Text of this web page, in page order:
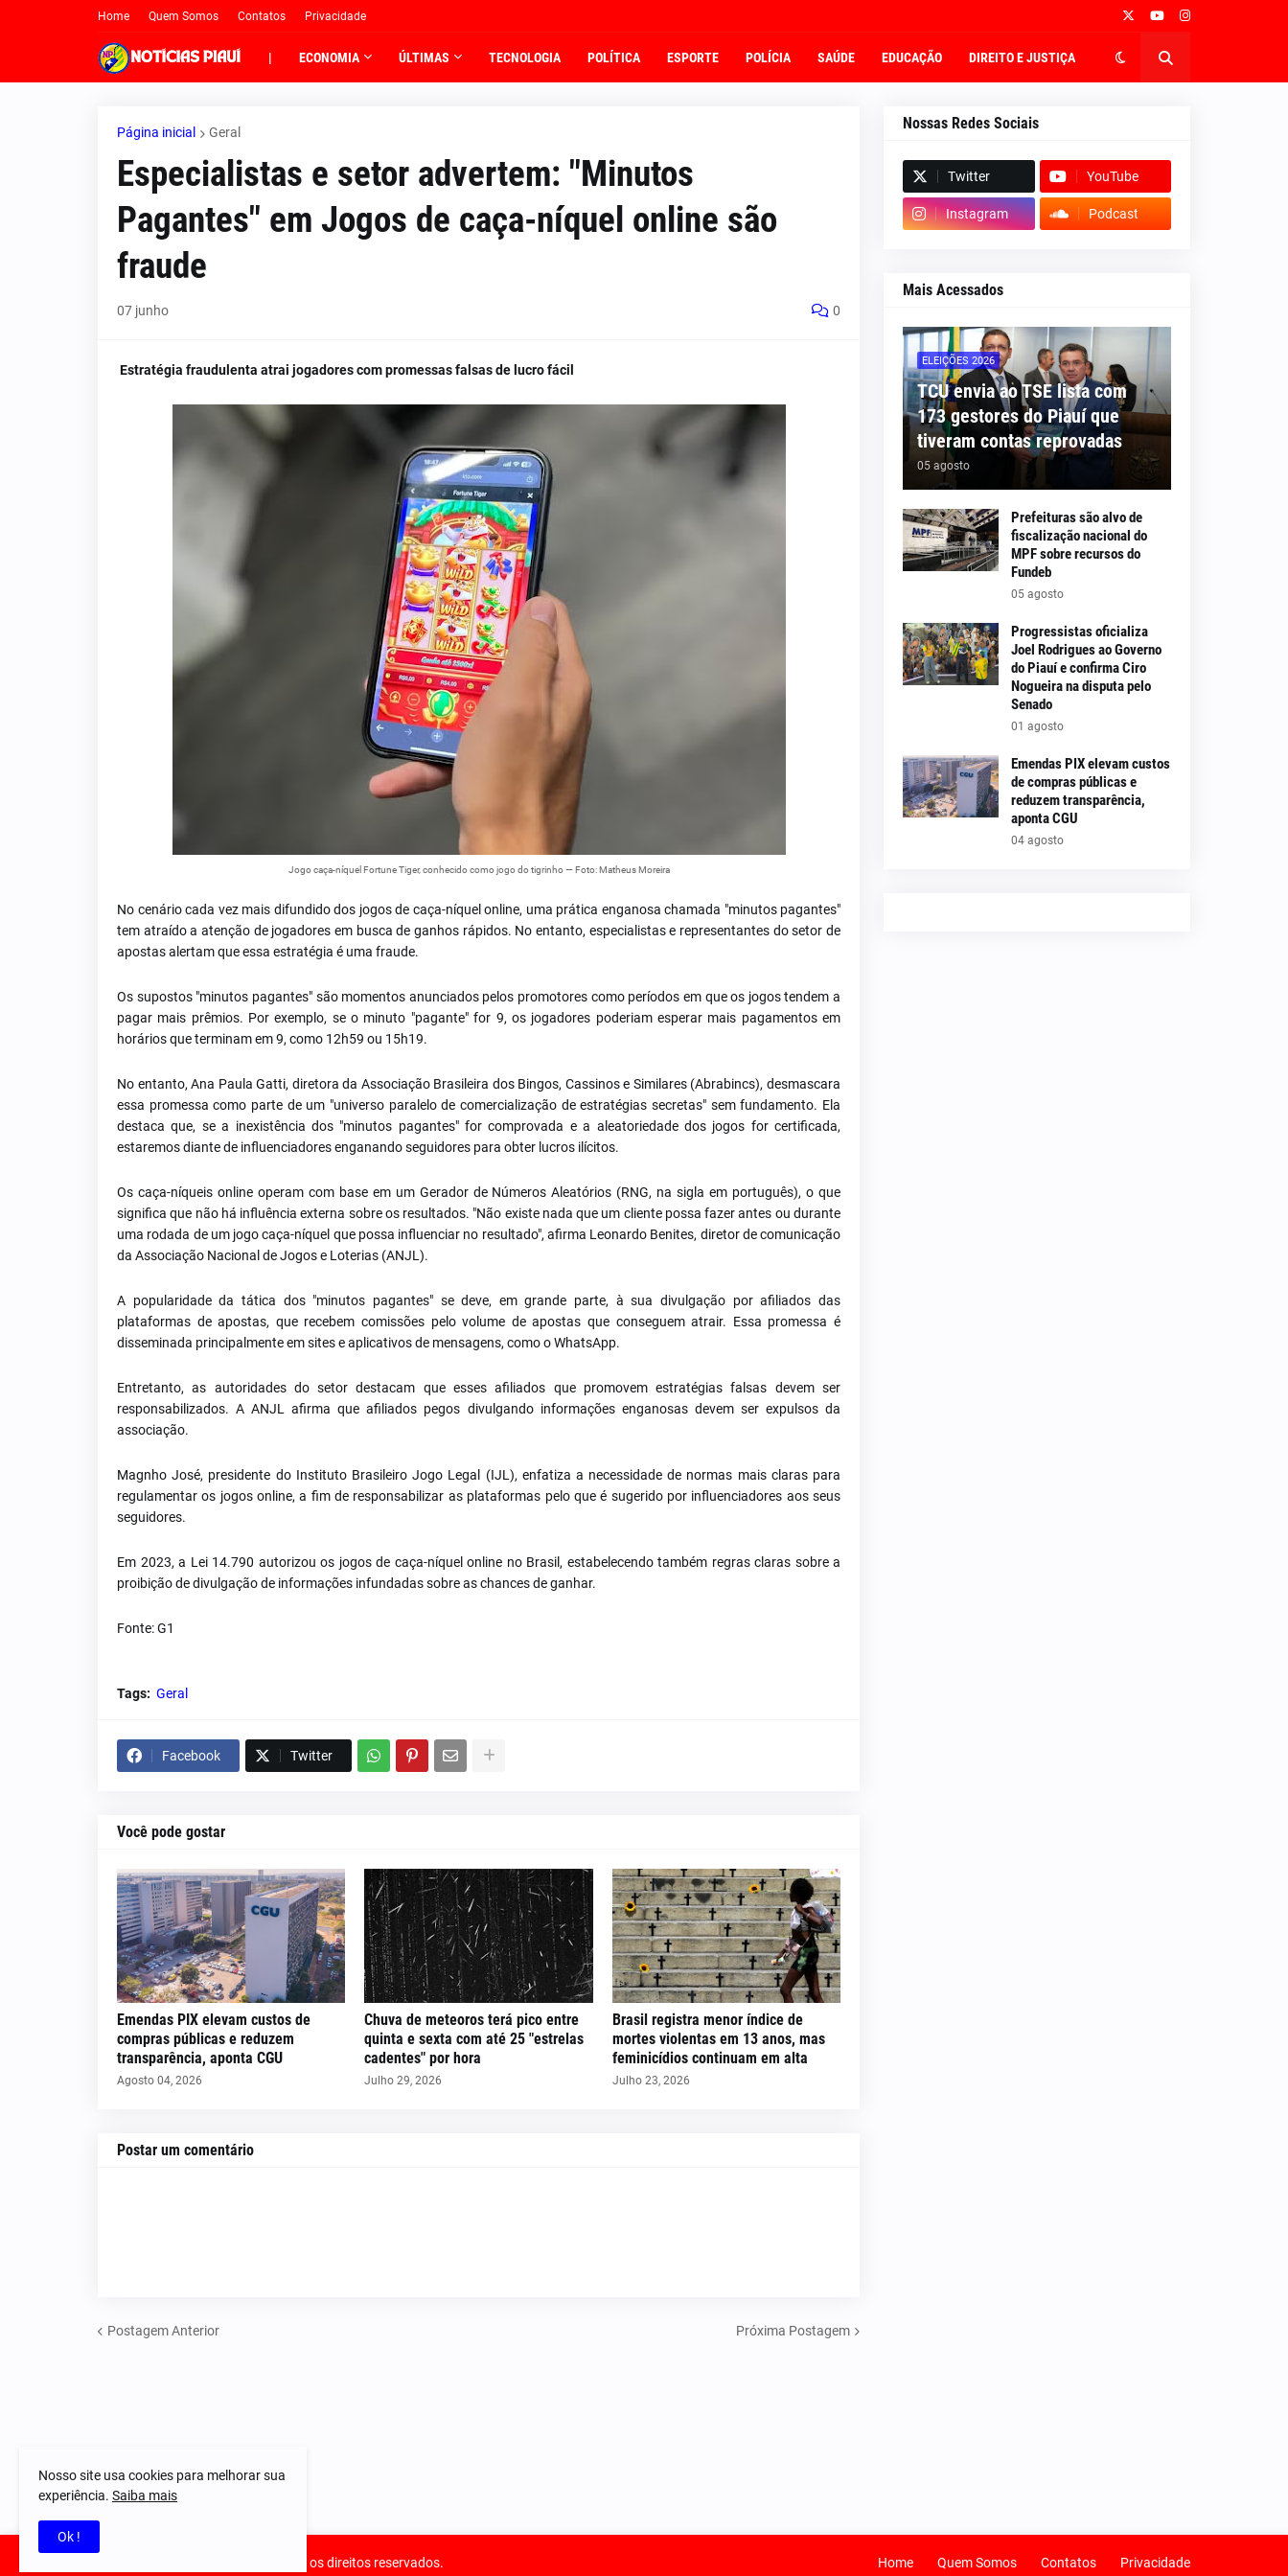
Home Quem Somos Contatos Privacidade
| ECONOMIA ÚLTIMAS TECNOLOGIA POLÍTICA ESPORTE POLÍCIA SAÚDE EDUCAÇÃO DIREITO E JUSTIÇA
Página inicial Geral
Especialistas e setor advertem: "Minutos
Pagantes" em Jogos de caça-níquel online são
fraude
07 junho 0
Estratégia fraudulenta atrai jogadores com promessas falsas de lucro fácil
Jogo caça-níquel Fortune Tiger, conhecido como jogo do tigrinho — Foto: Matheus Moreira
No cenário cada vez mais difundido dos jogos de caça-níquel online, uma prática enganosa chamada "minutos pagantes"
tem atraído a atenção de jogadores em busca de ganhos rápidos. No entanto, especialistas e representantes do setor de
apostas alertam que essa estratégia é uma fraude.
Os supostos "minutos pagantes" são momentos anunciados pelos promotores como períodos em que os jogos tendem a
pagar mais prêmios. Por exemplo, se o minuto "pagante" for 9, os jogadores poderiam esperar mais pagamentos em
horários que terminam em 9, como 12h59 ou 15h19.
No entanto, Ana Paula Gatti, diretora da Associação Brasileira dos Bingos, Cassinos e Similares (Abrabincs), desmascara
essa promessa como parte de um "universo paralelo de comercialização de estratégias secretas" sem fundamento. Ela
destaca que, se a inexistência dos "minutos pagantes" for comprovada e a aleatoriedade dos jogos for certificada,
estaremos diante de influenciadores enganando seguidores para obter lucros ilícitos.
Os caça-níqueis online operam com base em um Gerador de Números Aleatórios (RNG, na sigla em português), o que
significa que não há influência externa sobre os resultados. "Não existe nada que um cliente possa fazer antes ou durante
uma rodada de um jogo caça-níquel que possa influenciar no resultado", afirma Leonardo Benites, diretor de comunicação
da Associação Nacional de Jogos e Loterias (ANJL).
A popularidade da tática dos "minutos pagantes" se deve, em grande parte, à sua divulgação por afiliados das
plataformas de apostas, que recebem comissões pelo volume de apostas que conseguem atrair. Essa promessa é
disseminada principalmente em sites e aplicativos de mensagens, como o WhatsApp.
Entretanto, as autoridades do setor destacam que esses afiliados que promovem estratégias falsas devem ser
responsabilizados. A ANJL afirma que afiliados pegos divulgando informações enganosas devem ser expulsos da
associação.
Magnho José, presidente do Instituto Brasileiro Jogo Legal (IJL), enfatiza a necessidade de normas mais claras para
regulamentar os jogos online, a fim de responsabilizar as plataformas pelo que é sugerido por influenciadores aos seus
seguidores.
Em 2023, a Lei 14.790 autorizou os jogos de caça-níquel online no Brasil, estabelecendo também regras claras sobre a
proibição de divulgação de informações infundadas sobre as chances de ganhar.
Fonte: G1
Tags: Geral
Facebook Twitter
Você pode gostar
Emendas PIX elevam custos de
compras públicas e reduzem
transparência, aponta CGU
Agosto 04, 2026
Chuva de meteoros terá pico entre
quinta e sexta com até 25 "estrelas
cadentes" por hora
Julho 29, 2026
Brasil registra menor índice de
mortes violentas em 13 anos, mas
feminicídios continuam em alta
Julho 23, 2026
Postar um comentário
Postagem Anterior Próxima Postagem
Nossas Redes Sociais
Twitter YouTube
Instagram Podcast
Mais Acessados
ELEIÇÕES 2026
TCU envia ao TSE lista com
173 gestores do Piauí que
tiveram contas reprovadas
05 agosto
Prefeituras são alvo de
fiscalização nacional do
MPF sobre recursos do
Fundeb
05 agosto
Progressistas oficializa
Joel Rodrigues ao Governo
do Piauí e confirma Ciro
Nogueira na disputa pelo
Senado
01 agosto
Emendas PIX elevam custos
de compras públicas e
reduzem transparência,
aponta CGU
04 agosto
© 2023-2025 Notícias Piauí - Todos os direitos reservados. Home Quem Somos Contatos Privacidade
Nosso site usa cookies para melhorar sua
experiência. Saiba mais
Ok !